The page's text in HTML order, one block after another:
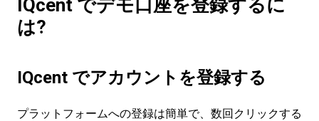
IQcent でデモ口座を登録するに
は?
IQcent でアカウントを登録する
プラットフォームへの登録は簡単で、数回クリックする